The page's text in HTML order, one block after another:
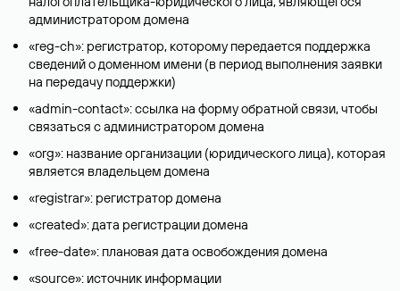
администратором домена
«reg-ch»: регистратор, которому передается поддержка
сведений о доменном имени (в период выполнения заявки
на передачу поддержки)
«admin-contact»: ссылка на форму обратной связи, чтобы
связаться с администратором домена
«org»: название организации (юридического лица), которая
является владельцем домена
«registrar»: регистратор домена
«created»: дата регистрации домена
«free-date»: плановая дата освобождения домена
«source»: источник информации